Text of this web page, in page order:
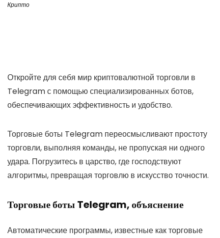
Крипто
Откройте для себя мир криптовалютной торговли в
Telegram с помощью специализированных ботов,
обеспечивающих эффективность и удобство.
Торговые боты Telegram переосмысливают простоту
торговли, выполняя команды, не пропуская ни одного
удара. Погрузитесь в царство, где господствуют
алгоритмы, превращая торговлю в искусство точности.
Торговые боты Telegram, объяснение
Автоматические программы, известные как торговые